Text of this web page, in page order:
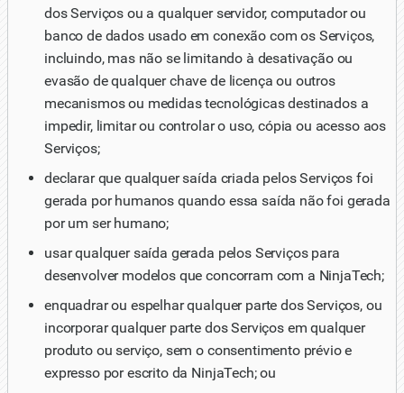
dos Serviços ou a qualquer servidor, computador ou
banco de dados usado em conexão com os Serviços,
incluindo, mas não se limitando à desativação ou
evasão de qualquer chave de licença ou outros
mecanismos ou medidas tecnológicas destinados a
impedir, limitar ou controlar o uso, cópia ou acesso aos
Serviços;
declarar que qualquer saída criada pelos Serviços foi
gerada por humanos quando essa saída não foi gerada
por um ser humano;
usar qualquer saída gerada pelos Serviços para
desenvolver modelos que concorram com a NinjaTech;
enquadrar ou espelhar qualquer parte dos Serviços, ou
incorporar qualquer parte dos Serviços em qualquer
produto ou serviço, sem o consentimento prévio e
expresso por escrito da NinjaTech; ou